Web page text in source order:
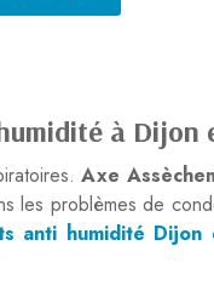
à Dijon
Axe
les problèmes de
anti humidité Dijon